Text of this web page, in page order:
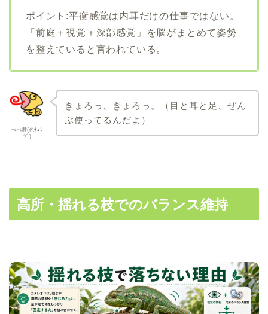
ポイント:平衡感覚は内耳だけの仕事ではない。
「前庭＋視覚＋深部感覚」を脳がまとめて姿勢
を整えていると言われている。
ぺぺ君(色ﾁｪﾝ
ｼﾞ)
きょろっ、きょろっ。（目と耳と足、ぜん
ぶ使ってるんだよ）
高所・揺れる枝でのバランス維持